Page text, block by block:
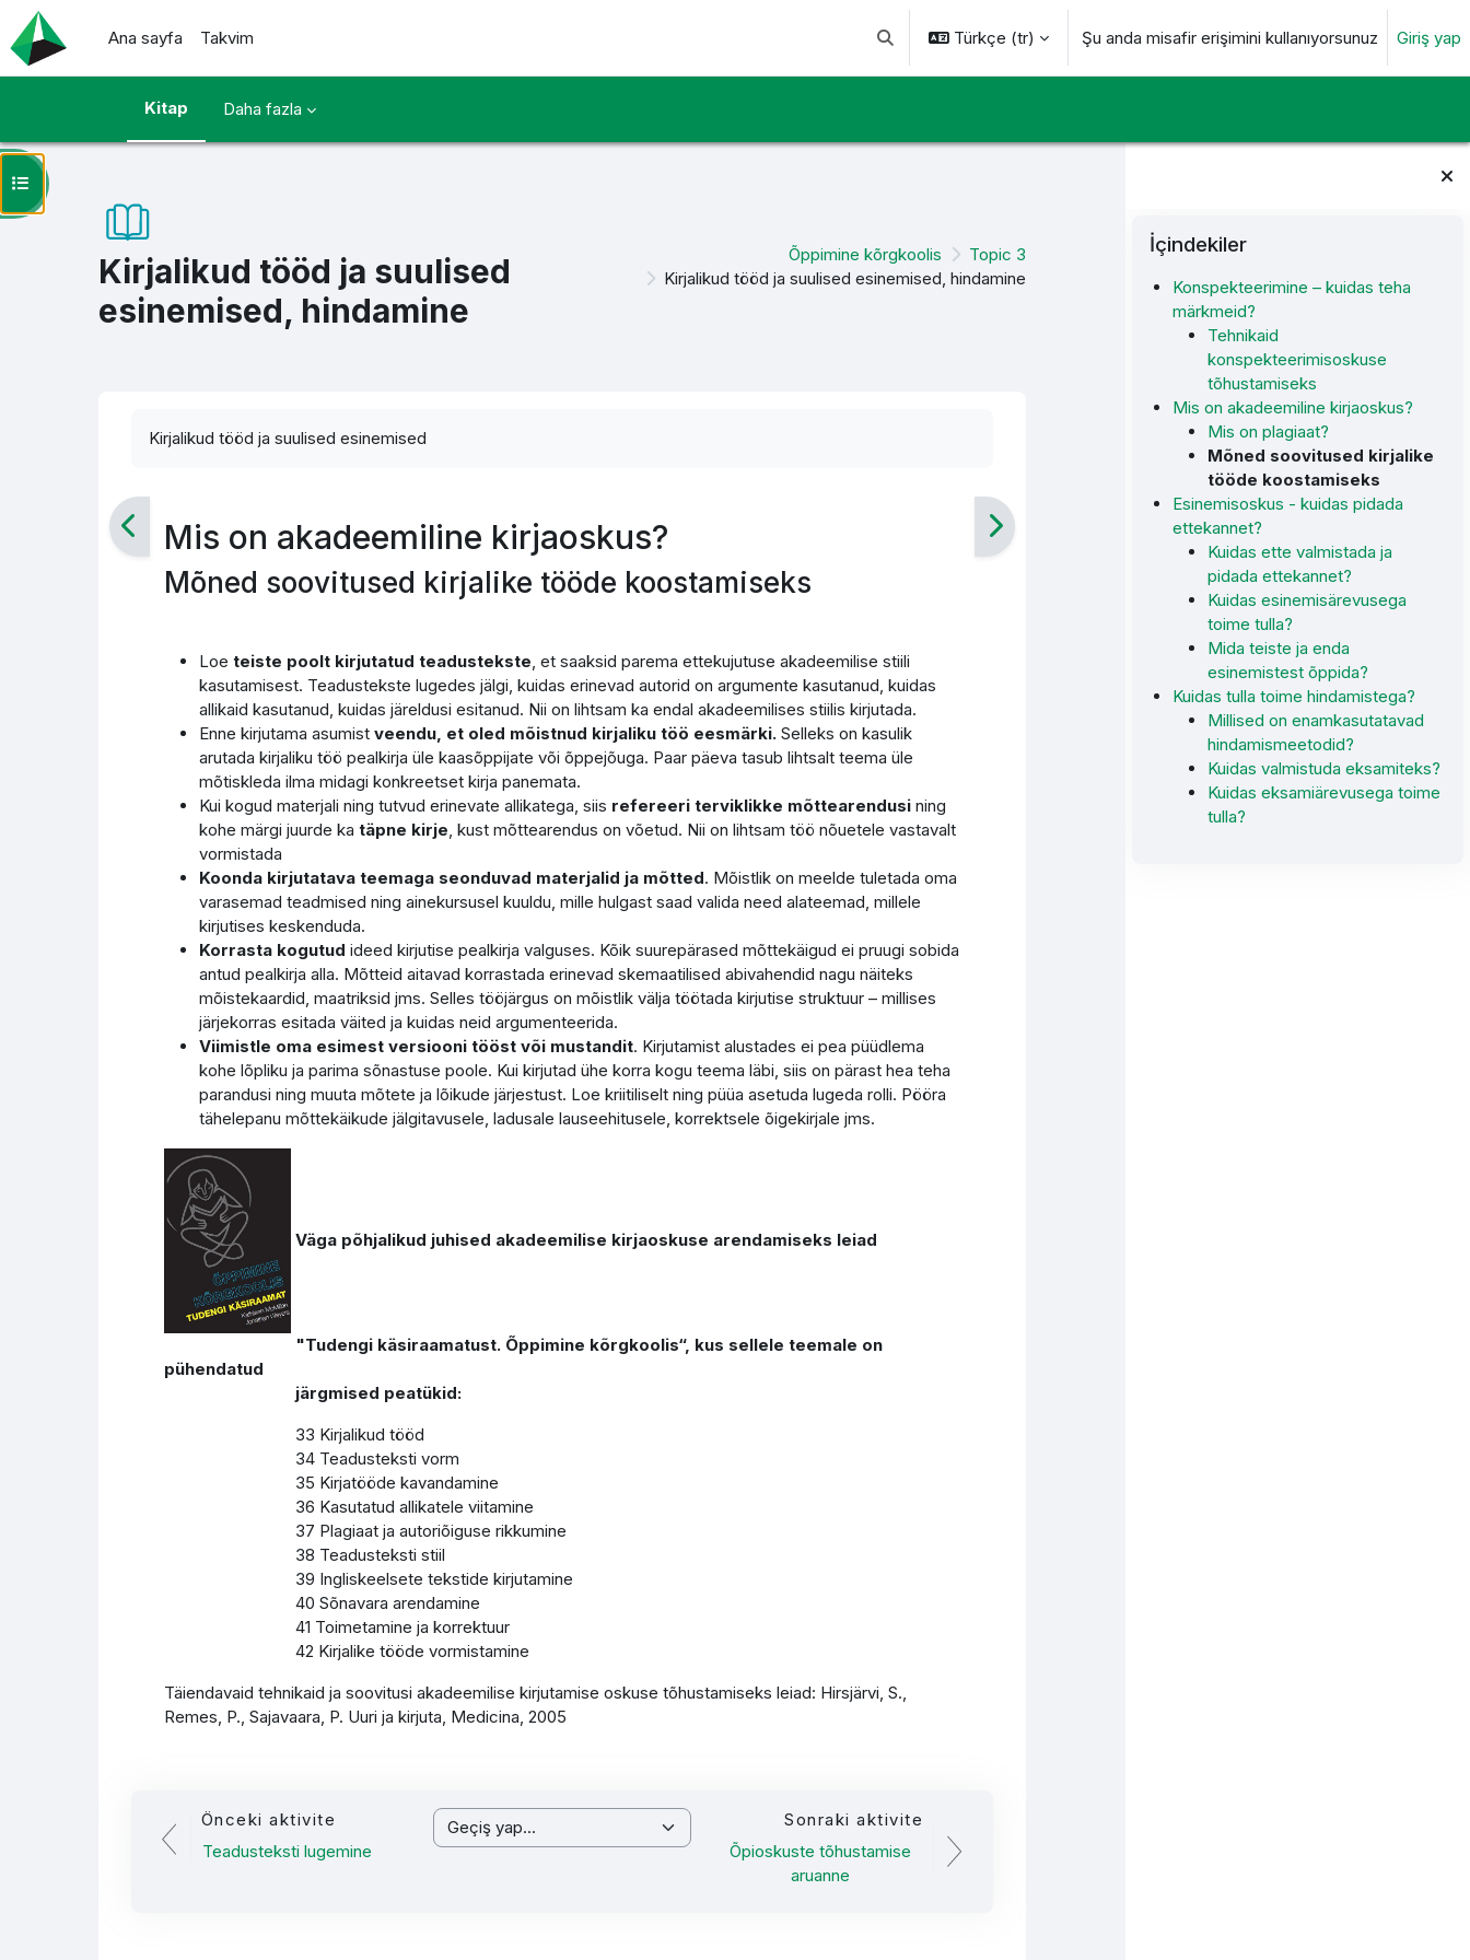
Ana içeriğe git
Ana sayfa
Takvim Arama girişini değiştir
Türkçe ‎(tr)‎ Şu anda misafir erişimini kullanıyorsunuz Giriş yap
Kitap Daha fazla
Bloklar
İçindekiler
Konspekteerimine – kuidas teha
märkmeid?
Tehnikaid
konspekteerimisoskuse
tõhustamiseks
Mis on akadeemiline kirjaoskus?
Mis on plagiaat?
Mõned soovitused kirjalike
tööde koostamiseks
Esinemisoskus - kuidas pidada
ettekannet?
Kuidas ette valmistada ja
pidada ettekannet?
Kuidas esinemisärevusega
toime tulla?
Mida teiste ja enda
esinemistest õppida?
Kuidas tulla toime hindamistega?
Millised on enamkasutatavad
hindamismeetodid?
Kuidas valmistuda eksamiteks?
Kuidas eksamiärevusega toime
tulla?
Kirjalikud tööd ja suulised
esinemised, hindamine
Õppimine kõrgkoolis
Topic 3
Kirjalikud tööd ja suulised esinemised, hindamine
Kurs dizinini aç
Kirjalikud tööd ja suulised esinemised
Mis on akadeemiline kirjaoskus?
Mõned soovitused kirjalike tööde koostamiseks
Loe teiste poolt kirjutatud teadustekste, et saaksid parema ettekujutuse akadeemilise stiili
kasutamisest. Teadustekste lugedes jälgi, kuidas erinevad autorid on argumente kasutanud, kuidas
allikaid kasutanud, kuidas järeldusi esitanud. Nii on lihtsam ka endal akadeemilises stiilis kirjutada.
Enne kirjutama asumist veendu, et oled mõistnud kirjaliku töö eesmärki.Selleks on kasulik
arutada kirjaliku töö pealkirja üle kaasõppijate või õppejõuga. Paar päeva tasub lihtsalt teema üle
mõtiskleda ilma midagi konkreetset kirja panemata.
Kui kogud materjali ning tutvud erinevate allikatega, siis refereeri terviklikke mõttearendusining
kohe märgi juurde ka täpne kirje, kust mõttearendus on võetud. Nii on lihtsam töö nõuetele vastavalt
vormistada
Koonda kirjutatava teemaga seonduvad materjalid ja mõtted. Mõistlik on meelde tuletada oma
varasemad teadmised ning ainekursusel kuuldu, mille hulgast saad valida need alateemad, millele
kirjutises keskenduda.
Korrasta kogutud ideed kirjutise pealkirja valguses. Kõik suurepärased mõttekäigud ei pruugi sobida
antud pealkirja alla. Mõtteid aitavad korrastada erinevad skemaatilised abivahendid nagu näiteks
mõistekaardid, maatriksid jms. Selles tööjärgus on mõistlik välja töötada kirjutise struktuur – millises
järjekorras esitada väited ja kuidas neid argumenteerida.
Viimistle oma esimest versiooni tööst või mustandit. Kirjutamist alustades ei pea püüdlema
kohe lõpliku ja parima sõnastuse poole. Kui kirjutad ühe korra kogu teema läbi, siis on pärast hea teha
parandusi ning muuta mõtete ja lõikude järjestust. Loe kriitiliselt ning püüa asetuda lugeda rolli. Pööra
tähelepanu mõttekäikude jälgitavusele, ladusale lauseehitusele, korrektsele õigekirjale jms.
Väga põhjalikud juhised akadeemilise kirjaoskuse arendamiseks leiad
"Tudengi käsiraamatust. Õppimine kõrgkoolis“, kus sellele teemale on
pühendatud
järgmised peatükid:
33 Kirjalikud tööd
34 Teadusteksti vorm
35 Kirjatööde kavandamine
36 Kasutatud allikatele viitamine
37 Plagiaat ja autoriõiguse rikkumine
38 Teadusteksti stiil
39 Ingliskeelsete tekstide kirjutamine
40 Sõnavara arendamine
41 Toimetamine ja korrektuur
42 Kirjalike tööde vormistamine
Täiendavaid tehnikaid ja soovitusi akadeemilise kirjutamise oskuse tõhustamiseks leiad: Hirsjärvi, S.,
Remes, P., Sajavaara, P. Uuri ja kirjuta, Medicina, 2005
Önceki aktivite
Teadusteksti lugemine
Geçiş yap...
Sonraki aktivite
Õpioskuste tõhustamise
aruanne